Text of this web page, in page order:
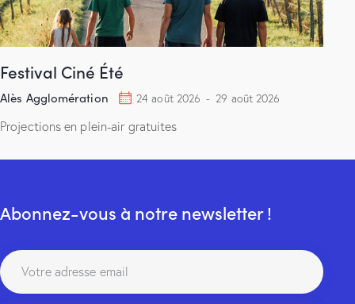
Festival Ciné Été
Alès Agglomération 24 août 2026 - 29 août 2026
Projections en plein-air gratuites
Abonnez-vous à notre newsletter !